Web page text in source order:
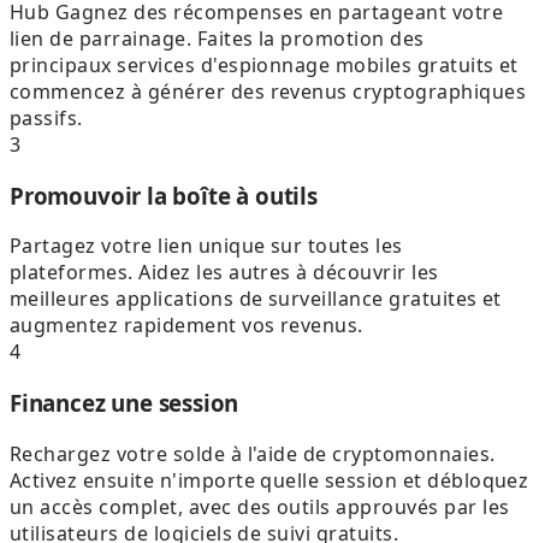
Hub Gagnez des récompenses en partageant votre
lien de parrainage. Faites la promotion des
principaux services d'espionnage mobiles gratuits et
commencez à générer des revenus cryptographiques
passifs.
3
Promouvoir la boîte à outils
Partagez votre lien unique sur toutes les
plateformes. Aidez les autres à découvrir les
meilleures applications de surveillance gratuites et
augmentez rapidement vos revenus.
4
Financez une session
Rechargez votre solde à l'aide de cryptomonnaies.
Activez ensuite n'importe quelle session et débloquez
un accès complet, avec des outils approuvés par les
utilisateurs de logiciels de suivi gratuits.